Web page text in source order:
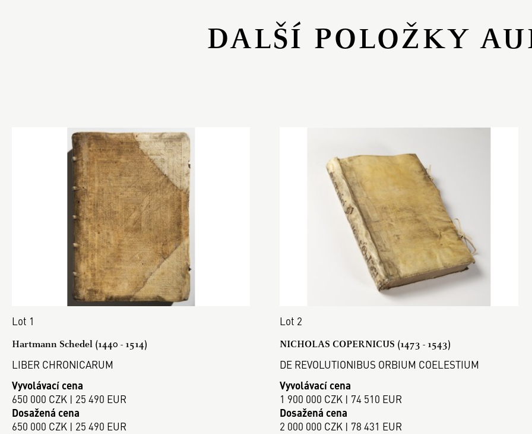
DALŠÍ POLOŽKY
Lot 1
Hartmann Schedel (1440 - 1514)
LIBER CHRONICARUM
Vyvolávací cena
650 000 CZK | 25 490 EUR
Dosažená cena
650 000 CZK | 25 490 EUR
Lot 2
NICHOLAS COPERNICUS (1473 - 1543)
DE REVOLUTIONIBUS ORBIUM COELESTIUM
Vyvolávací cena
1 900 000 CZK | 74 510 EUR
Dosažená cena
2 000 000 CZK | 78 431 EUR